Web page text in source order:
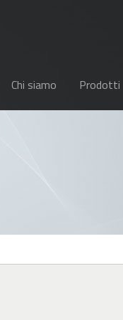
Chi siamo Prodotti